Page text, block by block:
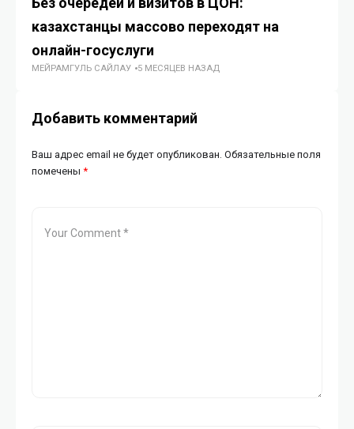
казахстанцы массово переходят на
онлайн-госуслуги
МЕЙРАМГУЛЬ САЙЛАУ 5 МЕСЯЦЕВ НАЗАД
Добавить комментарий
Ваш адрес email не будет опубликован. Обязательные поля
помечены *